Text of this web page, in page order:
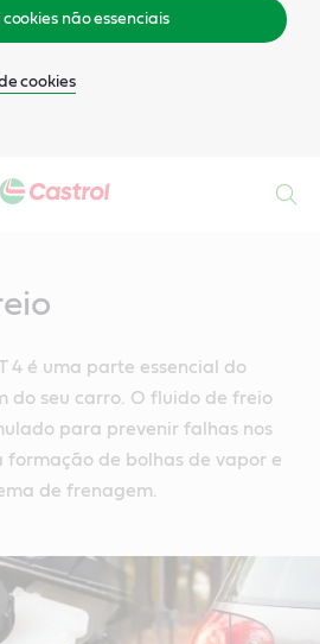
não essenciais
cookies
4 é uma parte essencial do
do seu carro. O fluido de freio
para prevenir falhas nos
formação de bolhas de vapor e
de frenagem.